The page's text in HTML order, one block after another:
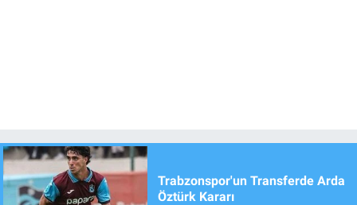
Trabzonspor'un Transferde Arda
Öztürk Kararı